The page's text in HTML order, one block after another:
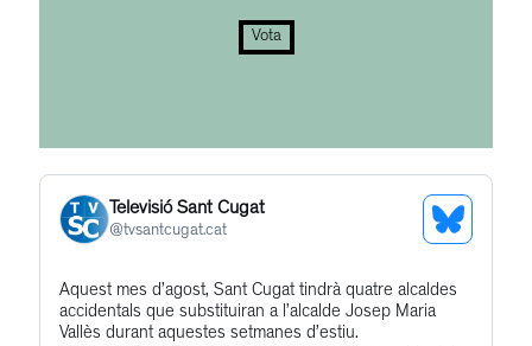
Vota
Televisió Sant Cugat
@tvsantcugat.cat
See
Profile
Get
to
Aquest mes d’agost, Sant Cugat tindrà quatre alcaldes
accidentals que substituiran a l’alcalde Josep Maria
Vallès durant aquestes setmanes d’estiu.